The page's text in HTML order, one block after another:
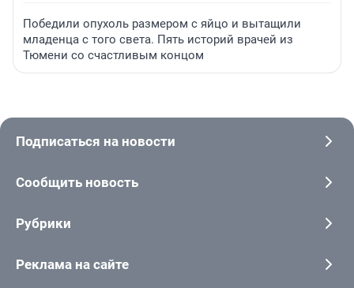
Победили опухоль размером с яйцо и вытащили
младенца с того света. Пять историй врачей из
Тюмени со счастливым концом
Подписаться на новости
Сообщить новость
Рубрики
Реклама на сайте